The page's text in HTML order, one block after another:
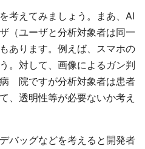
考えてみましょう。まあ、AI
（ユーザと分析対象者は同一
あります。例えば、スマホの
。対して、画像によるガン判
院ですが分析対象者は患者
、透明性等が必要ないか考え
バッグなどを考えると開発者